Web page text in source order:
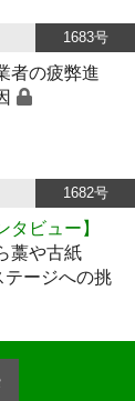
1683号
者の疲弊進
1682号
タビュー】
藁や古紙
ージへの挑